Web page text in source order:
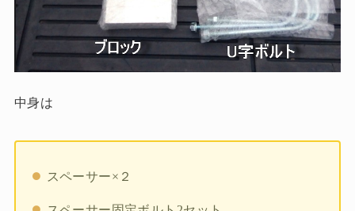
中身は
スペーサー×２